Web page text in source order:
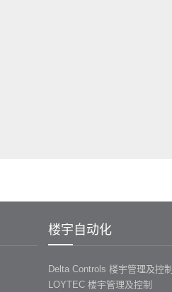
楼宇自动化
Delta Controls 楼宇管理及控制
LOYTEC 楼宇管理及控制